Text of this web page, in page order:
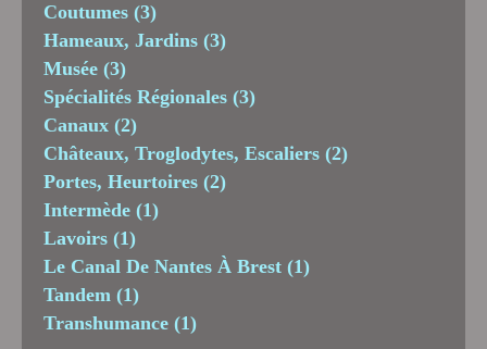
Coutumes (3)
Hameaux, Jardins (3)
Musée (3)
Spécialités Régionales (3)
Canaux (2)
Châteaux, Troglodytes, Escaliers (2)
Portes, Heurtoires (2)
Intermède (1)
Lavoirs (1)
Le Canal De Nantes À Brest (1)
Tandem (1)
Transhumance (1)